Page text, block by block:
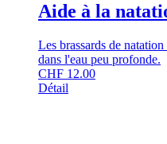
Aide à la
Les brassards de
dans l'eau peu profonde.
CHF 12.00
Détail